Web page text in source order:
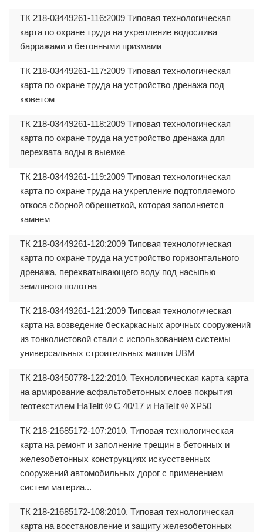
ТК 218-03449261-116:2009 Типовая технологическая
карта по охране труда на укрепление водослива
барражами и бетонными призмами
ТК 218-03449261-117:2009 Типовая технологическая
карта по охране труда на устройство дренажа под
кюветом
ТК 218-03449261-118:2009 Типовая технологическая
карта по охране труда на устройство дренажа для
перехвата воды в выемке
ТК 218-03449261-119:2009 Типовая технологическая
карта по охране труда на укрепление подтопляемого
откоса сборной обрешеткой, которая заполняется
камнем
ТК 218-03449261-120:2009 Типовая технологическая
карта по охране труда на устройство горизонтального
дренажа, перехватывающего воду под насыпью
земляного полотна
ТК 218-03449261-121:2009 Типовая технологическая
карта на возведение бескаркасных арочных сооружений
из тонколистовой стали с использованием системы
универсальных строительных машин UBM
ТК 218-03450778-122:2010. Технологическая карта карта
на армирование асфальтобетонных слоев покрытия
геотекстилем HaTelit ® С 40/17 и HaTelit ® ХР50
ТК 218-21685172-107:2010. Типовая технологическая
карта на ремонт и заполнение трещин в бетонных и
железобетонных конструкциях искусственных
сооружений автомобильных дорог с применением
систем материа...
ТК 218-21685172-108:2010. Типовая технологическая
карта на восстановление и защиту железобетонных